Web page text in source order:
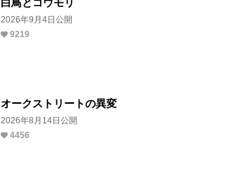
白鳥とコウモリ
2026年9月4日公開
9219
オークストリートの異変
2026年8月14日公開
4456